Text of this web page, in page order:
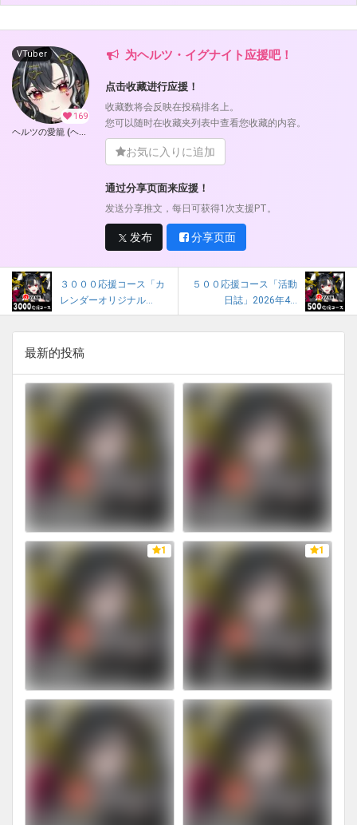
169
VTuber
ヘルツの愛籠 (ヘルツ・イグナイト)
为ヘルツ・イグナイト应援吧！
点击收藏进行应援！
收藏数将会反映在投稿排名上。
您可以随时在收藏夹列表中查看您收藏的内容。
お気に入りに追加
通过分享页面来应援！
发送分享推文，每日可获得1次支援PT。
发布 分享页面
３０００応援コース「カ
レンダーオリジナル...
５００応援コース「活動
日誌」2026年4...
最新的投稿
1 1